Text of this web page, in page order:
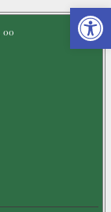
00